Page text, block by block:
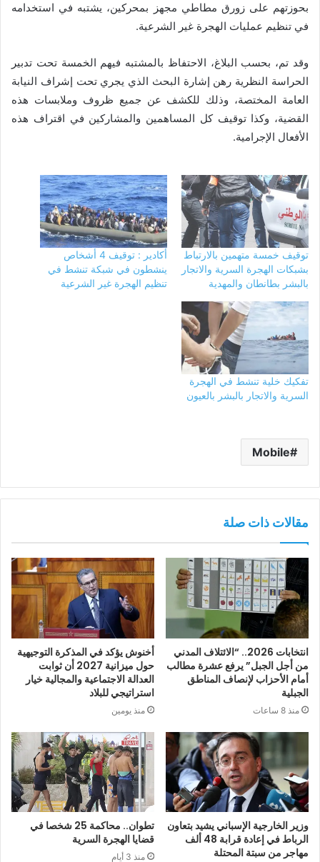
‏بحوزتهم على زورق مطاطي مجهز بمحركين، يشتبه في استخدامه
في تنظيم عمليات الهجرة غير ‏الشرعية‎.‎
وقد تم، بحسب البلاغ، الاحتفاظ بالمشتبه فيهم الخمسة تحت تدبير
الحراسة النظرية رهن إشارة البحث ‏الذي يجري تحت إشراف النيابة
العامة المختصة، وذلك للكشف عن جميع ظروف وملابسات هذه
‏القضية، وكذا توقيف كل المساهمين والمشاركين في اقتراف هذه
الأفعال الإجرامية‎.‎
توقيف خمسة متهمين بالارتباط
بشبكات الهجرة السرية والاتجار
بالبشر بطانطان والمهدية
أكادير : توقيف 4 أشخاص
ينشطون في شبكة تنشط في
تنظيم الهجرة غير الشرعية
تفكيك خلية تنشط في الهجرة
السرية والاتجار بالبشر بالعيون
Mobile
مقالات ذات صلة
انتخابات 2026.. “الائتلاف المدني
من أجل الجبل” يرفع عشرة مطالب
أمام الأحزاب لإنصاف المناطق
الجبلية
منذ 8 ساعات
أخنوش يؤكد في المذكرة التوجيهية
حول ميزانية 2027 أن ثوابت
العدالة الاجتماعية والمجالية خيار
استراتيجي للبلاد
منذ يومين
وزير الخارجية الإسباني يشيد بتعاون
الرباط في إعادة قرابة 48 ألف
مهاجر من سبتة المحتلة
تطوان.. محاكمة 25 شخصا في
قضايا الهجرة السرية
منذ 3 أيام